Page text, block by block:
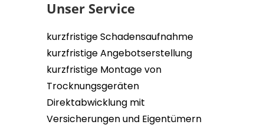
Unser Service
kurzfristige Schadensaufnahme
kurzfristige Angebotserstellung
kurzfristige Montage von
Trocknungsgeräten
Direktabwicklung mit
Versicherungen und Eigentümern